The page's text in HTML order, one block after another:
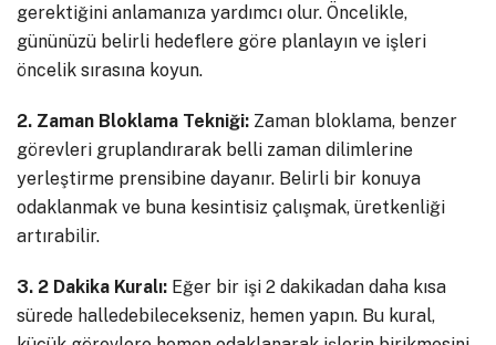
gerektiğini anlamanıza yardımcı olur. Öncelikle,
gününüzü belirli hedeflere göre planlayın ve işleri
öncelik sırasına koyun.
2. Zaman Bloklama Tekniği: Zaman bloklama, benzer
görevleri gruplandırarak belli zaman dilimlerine
yerleştirme prensibine dayanır. Belirli bir konuya
odaklanmak ve buna kesintisiz çalışmak, üretkenliği
artırabilir.
3. 2 Dakika Kuralı: Eğer bir işi 2 dakikadan daha kısa
sürede halledebilecekseniz, hemen yapın. Bu kural,